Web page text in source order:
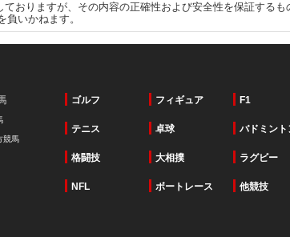
おりますが、その内容の正確性および安全性を保証する
いかねます。
競馬
ゴルフ フィギュア F1
テニス 卓球 バドミント
格闘技 大相撲 ラグビー
NFL ボートレース 他競技